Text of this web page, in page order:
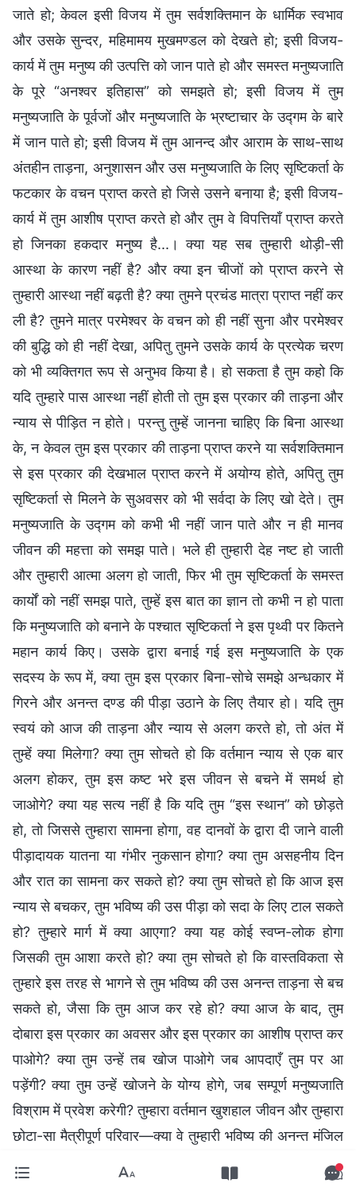
जाते हो; केवल इसी विजय में तुम सर्वशक्तिमान के धार्मिक स्वभाव
और उसके सुन्दर, महिमामय मुखमण्डल को देखते हो; इसी विजय-
कार्य में तुम मनुष्य की उत्पत्ति को जान पाते हो और समस्त मनुष्यजाति
के पूरे “अनश्वर इतिहास” को समझते हो; इसी विजय में तुम
मनुष्यजाति के पूर्वजों और मनुष्यजाति के भ्रष्टाचार के उद्गम के बारे
में जान पाते हो; इसी विजय में तुम आनन्द और आराम के साथ-साथ
अंतहीन ताड़ना, अनुशासन और उस मनुष्यजाति के लिए सृष्टिकर्ता के
फटकार के वचन प्राप्त करते हो जिसे उसने बनाया है; इसी विजय-
कार्य में तुम आशीष प्राप्त करते हो और तुम वे विपत्तियाँ प्राप्त करते
हो जिनका हकदार मनुष्य है...। क्या यह सब तुम्हारी थोड़ी-सी
आस्था के कारण नहीं है? और क्या इन चीजों को प्राप्त करने से
तुम्हारी आस्था नहीं बढ़ती है? क्या तुमने प्रचंड मात्रा प्राप्त नहीं कर
ली है? तुमने मात्र परमेश्वर के वचन को ही नहीं सुना और परमेश्वर
की बुद्धि को ही नहीं देखा, अपितु तुमने उसके कार्य के प्रत्येक चरण
को भी व्यक्तिगत रूप से अनुभव किया है। हो सकता है तुम कहो कि
यदि तुम्हारे पास आस्था नहीं होती तो तुम इस प्रकार की ताड़ना और
न्याय से पीड़ित न होते। परन्तु तुम्हें जानना चाहिए कि बिना आस्था
के, न केवल तुम इस प्रकार की ताड़ना प्राप्त करने या सर्वशक्तिमान
से इस प्रकार की देखभाल प्राप्त करने में अयोग्य होते, अपितु तुम
सृष्टिकर्ता से मिलने के सुअवसर को भी सर्वदा के लिए खो देते। तुम
मनुष्यजाति के उद्गम को कभी भी नहीं जान पाते और न ही मानव
जीवन की महत्ता को समझ पाते। भले ही तुम्हारी देह नष्ट हो जाती
और तुम्हारी आत्मा अलग हो जाती, फिर भी तुम सृष्टिकर्ता के समस्त
कार्यों को नहीं समझ पाते, तुम्हें इस बात का ज्ञान तो कभी न हो पाता
कि मनुष्यजाति को बनाने के पश्चात सृष्टिकर्ता ने इस पृथ्वी पर कितने
महान कार्य किए। उसके द्वारा बनाई गई इस मनुष्यजाति के एक
सदस्य के रूप में, क्या तुम इस प्रकार बिना-सोचे समझे अन्धकार में
गिरने और अनन्त दण्ड की पीड़ा उठाने के लिए तैयार हो। यदि तुम
स्वयं को आज की ताड़ना और न्याय से अलग करते हो, तो अंत में
तुम्हें क्या मिलेगा? क्या तुम सोचते हो कि वर्तमान न्याय से एक बार
अलग होकर, तुम इस कष्ट भरे इस जीवन से बचने में समर्थ हो
जाओगे? क्या यह सत्य नहीं है कि यदि तुम “इस स्थान” को छोड़ते
हो, तो जिससे तुम्हारा सामना होगा, वह दानवों के द्वारा दी जाने वाली
पीड़ादायक यातना या गंभीर नुकसान होगा? क्या तुम असहनीय दिन
और रात का सामना कर सकते हो? क्या तुम सोचते हो कि आज इस
न्याय से बचकर, तुम भविष्य की उस पीड़ा को सदा के लिए टाल सकते
हो? तुम्हारे मार्ग में क्या आएगा? क्या यह कोई स्वप्न-लोक होगा
जिसकी तुम आशा करते हो? क्या तुम सोचते हो कि वास्तविकता से
तुम्हारे इस तरह से भागने से तुम भविष्य की उस अनन्त ताड़ना से बच
सकते हो, जैसा कि तुम आज कर रहे हो? क्या आज के बाद, तुम
दोबारा इस प्रकार का अवसर और इस प्रकार का आशीष प्राप्त कर
पाओगे? क्या तुम उन्हें तब खोज पाओगे जब आपदाएँ तुम पर आ
पड़ेंगी? क्या तुम उन्हें खोजने के योग्य होगे, जब सम्पूर्ण मनुष्यजाति
विश्राम में प्रवेश करेगी? तुम्हारा वर्तमान खुशहाल जीवन और तुम्हारा
छोटा-सा मैत्रीपूर्ण परिवार—क्या वे तुम्हारी भविष्य की अनन्त मंजिल
की जगह ले सकते हैं? यदि तुम सच्ची आस्था रखते हो और यदि
अपनी आस्था के कारण तुम्हें बहुत अधिक प्राप्त होता है, तो यह